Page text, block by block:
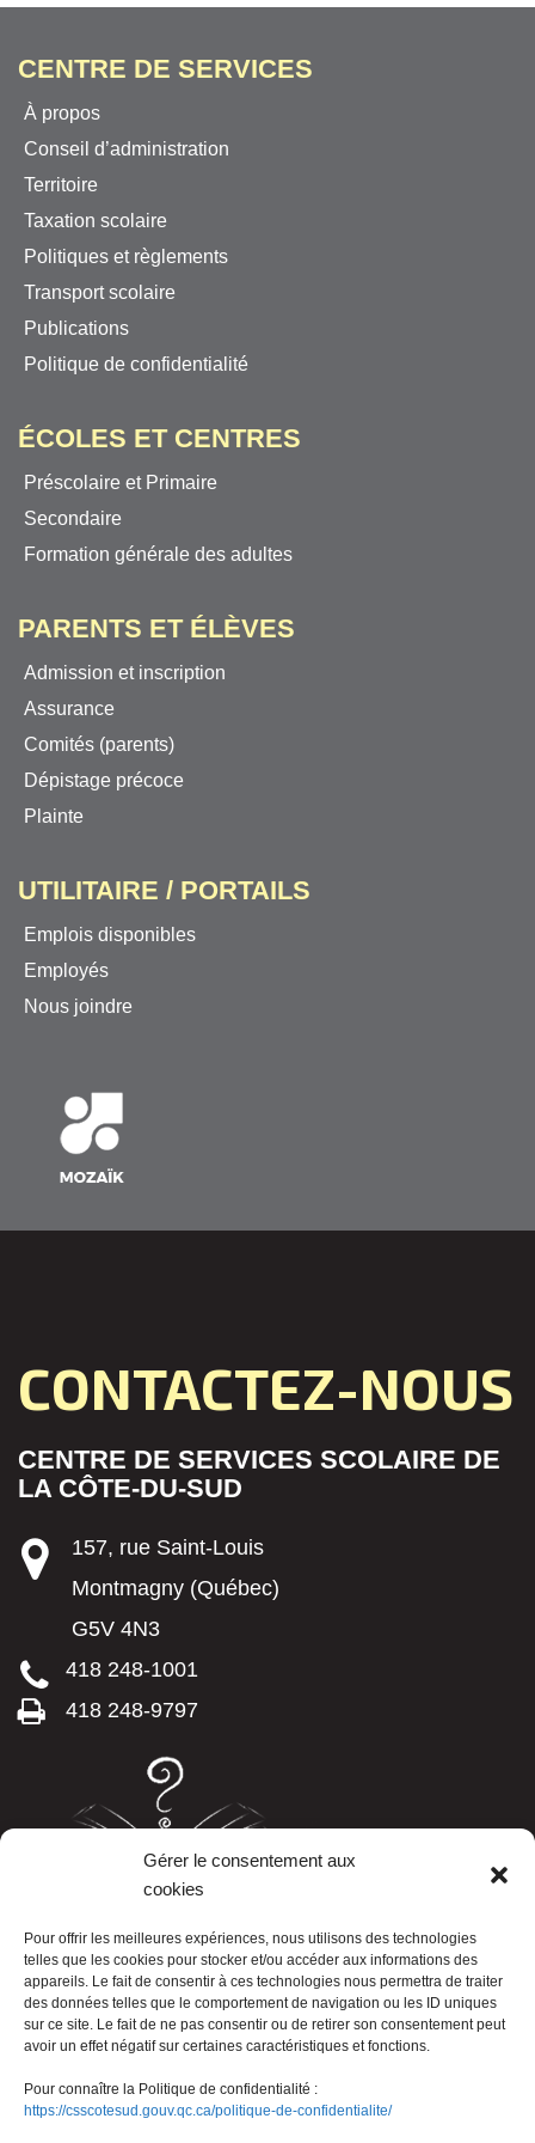
Gérer le consentement aux
cookies
Pour offrir les meilleures expériences, nous utilisons des technologies
telles que les cookies pour stocker et/ou accéder aux informations des
appareils. Le fait de consentir à ces technologies nous permettra de traiter
des données telles que le comportement de navigation ou les ID uniques
sur ce site. Le fait de ne pas consentir ou de retirer son consentement peut
avoir un effet négatif sur certaines caractéristiques et fonctions.
Pour connaître la Politique de confidentialité :
https://csscotesud.gouv.qc.ca/politique-de-confidentialite/
CENTRE DE SERVICES
À propos
Conseil d’administration
Territoire
Taxation scolaire
Politiques et règlements
Transport scolaire
Publications
Politique de confidentialité
ÉCOLES ET CENTRES
Préscolaire et Primaire
Secondaire
Formation générale des adultes
PARENTS ET ÉLÈVES
Admission et inscription
Assurance
Comités (parents)
Dépistage précoce
Plainte
UTILITAIRE / PORTAILS
Emplois disponibles
Employés
Nous joindre
CONTACTEZ-NOUS
CENTRE DE SERVICES SCOLAIRE DE
LA CÔTE-DU-SUD
157, rue Saint-Louis
Montmagny (Québec)
G5V 4N3
418 248-1001
418 248-9797
LISTE TÉLÉPHONIQUE
Nous joindre